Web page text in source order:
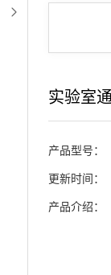
实验室
产品型号：
更新时间：
产品介绍：